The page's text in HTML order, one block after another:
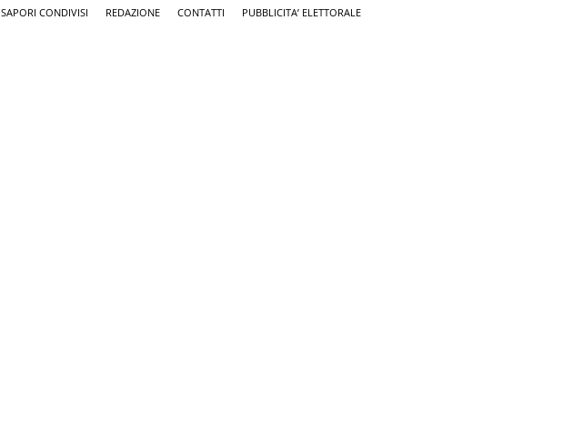
SAPORI CONDIVISI REDAZIONE CONTATTI PUBBLICITA’ ELETTORALE